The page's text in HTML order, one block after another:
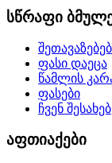
სწრაფი
ფასი დაეცა
წამლის
ფასები
ჩვენ შესახებ
აფთიაქები